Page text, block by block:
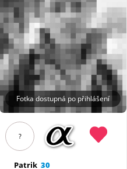
Fotka dostupná po přihlášení
?
Patrik 30